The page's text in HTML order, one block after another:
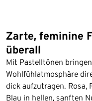
Zarte, feminine
überall
Mit Pastelltönen
Wohlfühlatmosphäre
dick aufzutragen. Rosa,
Blau in hellen, sanften